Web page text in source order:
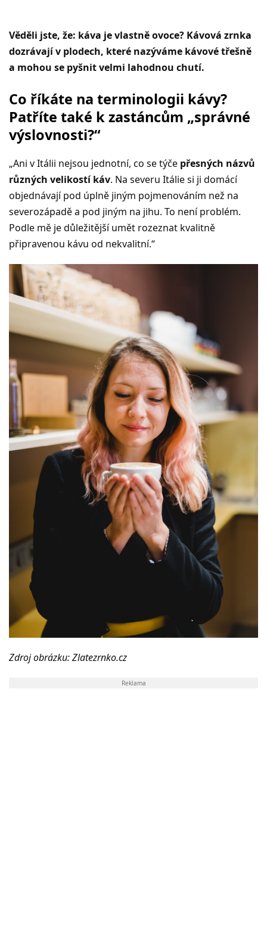
Věděli jste, že: káva je vlastně ovoce? Kávová zrnka
dozrávají v plodech, které nazýváme kávové třešně
a mohou se pyšnit velmi lahodnou chutí.
Co říkáte na terminologii kávy?
Patříte také k zastáncům „správné
výslovnosti?“
„Ani v Itálii nejsou jednotní, co se týče přesných názvů
různých velikostí káv. Na severu Itálie si ji domácí
objednávají pod úplně jiným pojmenováním než na
severozápadě a pod jiným na jihu. To není problém.
Podle mě je důležitější umět rozeznat kvalitně
připravenou kávu od nekvalitní.“
Zdroj obrázku: Zlatezrnko.cz
Reklama